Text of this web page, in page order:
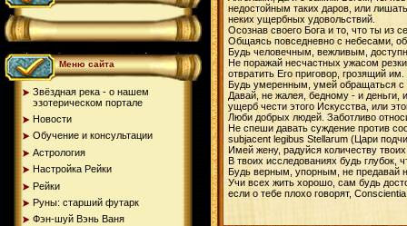
Меню сайта
Звёздная река - о нашем
эзотерическом портале
Новости
Обучение и консультации
Астрология
Настройка Рейки
Рейки
Руны: старший футарк
Фэн-шуй Вэнь Ваня
недостойным таких даров, или
неких ущербных удовольствий.
Осознав своего Бога и то, что ты из
Общаясь повседневно с небесами,
Будь человечным, вежливым,
Не поражай несчастных ужасом
отвратить Его приговор, грозящий им.
Будь умеренным, умей обращаться
Давай, не жалея, бедному - и деньги,
ущерб чести этого Искусства, или
Люби добрых людей. Заботливо
Не спеши давать суждение против
subjacent legibus Stellarum (Цари
Имей жену, радуйся количеству
В твоих исследованиях будь глубок,
Будь верным, упорным, не предавай
Учи всех жить хорошо, сам будь
если о тебе плохо говорят,